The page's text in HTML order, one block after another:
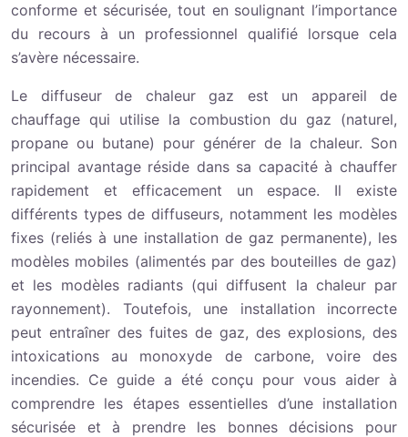
conforme et sécurisée, tout en soulignant l’importance
du recours à un professionnel qualifié lorsque cela
s’avère nécessaire.
Le diffuseur de chaleur gaz est un appareil de
chauffage qui utilise la combustion du gaz (naturel,
propane ou butane) pour générer de la chaleur. Son
principal avantage réside dans sa capacité à chauffer
rapidement et efficacement un espace. Il existe
différents types de diffuseurs, notamment les modèles
fixes (reliés à une installation de gaz permanente), les
modèles mobiles (alimentés par des bouteilles de gaz)
et les modèles radiants (qui diffusent la chaleur par
rayonnement). Toutefois, une installation incorrecte
peut entraîner des fuites de gaz, des explosions, des
intoxications au monoxyde de carbone, voire des
incendies. Ce guide a été conçu pour vous aider à
comprendre les étapes essentielles d’une installation
sécurisée et à prendre les bonnes décisions pour